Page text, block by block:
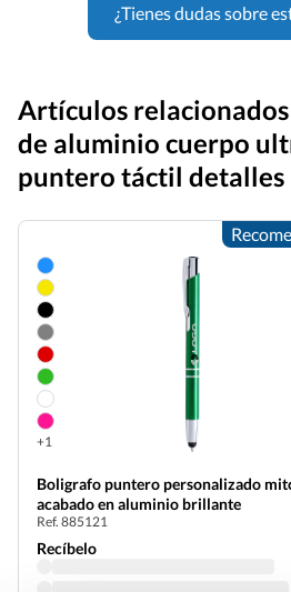
¿Tienes dudas sobre
Artículos
de aluminio cuerpo
puntero táctil detalles
+1
Boligrafo puntero personalizado
acabado en aluminio brillante
Ref. 885121
Recíbelo